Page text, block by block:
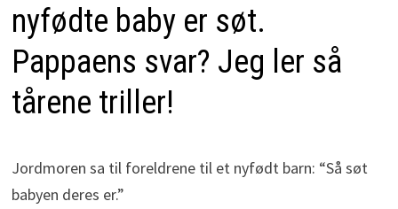
nyfødte baby er søt.
Pappaens svar? Jeg ler så
tårene triller!
Jordmoren sa til foreldrene til et nyfødt barn: “Så søt
babyen deres er.”